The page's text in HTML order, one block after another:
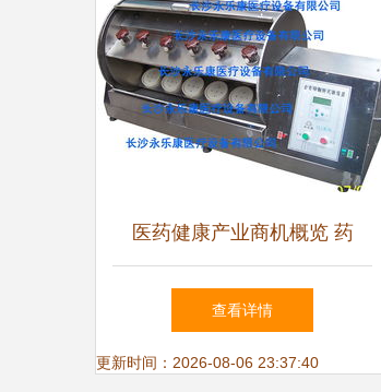
医药健康产业商机概览 药
品、医疗器械、保健食品与仪
器设备市场动态
查看详情
更新时间：2026-08-06 23:37:40